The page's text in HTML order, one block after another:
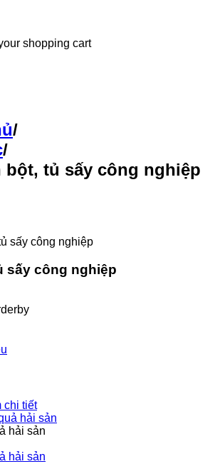
shopping cart
/
/
bột, tủ sấy công nghiệp
sấy công nghiệp
sấy công nghiệp
chi tiết
hải sản
hải sản